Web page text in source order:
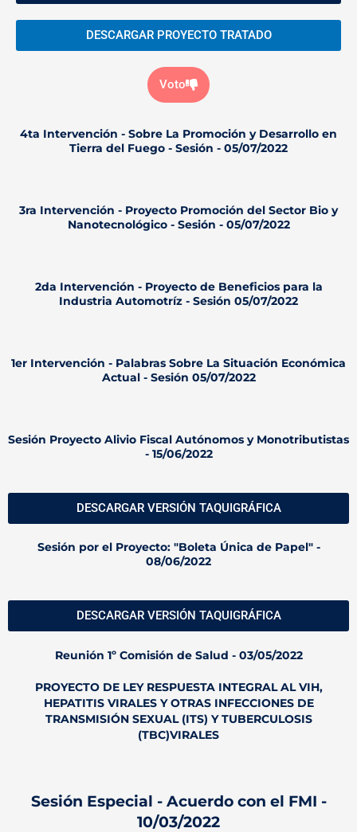
DESCARGAR PROYECTO TRATADO
Voto
4ta Intervención - Sobre La Promoción y Desarrollo en
Tierra del Fuego - Sesión - 05/07/2022
3ra Intervención - Proyecto Promoción del Sector Bio y
Nanotecnológico - Sesión - 05/07/2022
2da Intervención - Proyecto de Beneficios para la
Industria Automotríz - Sesión 05/07/2022
1er Intervención - Palabras Sobre La Situación Económica
Actual - Sesión 05/07/2022
Sesión Proyecto Alivio Fiscal Autónomos y Monotributistas
- 15/06/2022
DESCARGAR VERSIÓN TAQUIGRÁFICA
Sesión por el Proyecto: "Boleta Única de Papel" -
08/06/2022​
DESCARGAR VERSIÓN TAQUIGRÁFICA
Reunión 1º Comisión de Salud - 03/05/2022
PROYECTO DE LEY RESPUESTA INTEGRAL AL VIH,
HEPATITIS VIRALES Y OTRAS INFECCIONES DE
TRANSMISIÓN SEXUAL (ITS) Y TUBERCULOSIS
(TBC)VIRALES
Sesión Especial - Acuerdo con el FMI -
10/03/2022